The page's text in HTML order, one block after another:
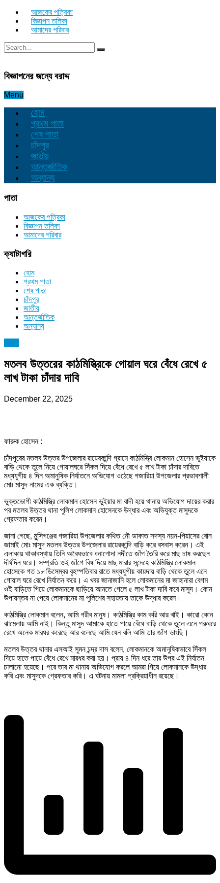
আজকের পত্রিকা
বিজ্ঞাপন তলিকা
আমাদের পরিবার
বিজ্ঞাপনের জন্যে বরাদ্দ
Menu
হোম
প্রথম পাতা
শেষ পাতা
চাঁদপুর
জাতীয়
আন্তর্জাতিক
অন্যান্য
পাতা
আজকের পত্রিকা
বিজ্ঞাপন তলিকা
আমাদের পরিবার
ক্যাটাগরি
হোম
প্রথম পাতা
শেষ পাতা
চাঁদপুর
জাতীয়
আন্তর্জাতিক
অন্যান্য
মতলব উত্তরের কাঠমিস্ত্রিকে গোয়াল ঘরে বেঁধে রেখে ৫
লাখ টাকা চাঁদার দাবি
December 22, 2025
ফারুক হোসেন :
চাঁদপুরের মতলব উত্তর উপজেলার রায়েরকান্দি গ্রামে কাঠমিস্ত্রি লোকমান হোসেন ভুইয়াকে
বাড়ি থেকে তুলে নিয়ে গোয়ালঘরে সিঁকল দিয়ে বেঁধে রেখে ৫ লাখ টাকা চাঁদার দাবিতে
মধ্যযুগীয় ৪ দিন অমানুষিক নির্যাতনে অভিযোগ ওঠেছে গজারিয়া উপজেলার প্রভাবশালী
মোঃ মাসুদ নামের এক ব্যক্তি।
ভুক্তভোগী কাঠমিস্ত্রি লোকমান হোসেন ভুইয়ার মা বাদী হয়ে থানায় অভিযোগ দায়ের করার
পর মতলব উত্তর থানা পুলিশ লোকমান হোসেনকে উদ্ধার এবং অভিযুক্ত মাসুদকে
গ্রেফতার করেন।
জানা গেছে, মুন্সিগঞ্জের গজারিয়া উপজেলার কথিত নৌ ডাকাত সদস্য নয়ন-পিয়াসের বোন
জামাই মোঃ মাসুদ মতলব উত্তর উপজেলার রায়েরকান্দি বাড়ি করে বসবাস করেন। এই
এলাকায় থাকাবস্থায় তিনি অবৈধভাবে ধনাগোদা নদীতে জাঁগ তৈরি করে মাছ চাষ করছেন
দীর্ঘদিন ধরে। সম্প্রতি ওই জাঁগে বিষ দিয়ে মাছ মারার সন্দেহে কাঠমিস্ত্রি লোকমান
হোসেকে গত ১৮ ডিসেম্বর বৃহস্পতিবার রাতে মধ্যযুগীয় কায়দায় বাড়ি থেকে তুলে এনে
গোয়াল ঘরে রেখে নির্যাতন করে। এ খবর জানাজানি হলে লোকমানের মা জাহানারা বেগম
ওই বাড়িতে গিয়ে লোকমানকে ছাড়িয়ে আনতে গেলে ৫ লাখ টাকা দাবি করে মাসুদ। কোন
উপায়ন্তর না পেয়ে লোকমানের মা পুলিশের সহায়তায় তাকে উদ্ধার করেন।
কাঠমিস্ত্রি লোকমান বলেন, আমি গরীব মানুষ। কাঠমিস্ত্রি কাম করি আর খাই। কারো কোন
ঝামেলায় আমি নাই। কিন্তু মাসুদ আমাকে হাতে পায়ে বেঁধে বাড়ি থেকে তুলে এনে গরুঘরে
রেখে অনেক মারধর করেছে আর বলেছে আমি যেন বলি আমি তার জাঁগ ভাংছি।
মতলব উত্তর থানার এসআই সুমন চন্দ্র দাস বলেন, লোকমানকে অমানুষিকভাবে সিঁকল
দিয়ে হাতে পায়ে বেঁধে রেখে মারধর করা হয়। প্রায় ৪ দিন ধরে তার উপর এই নির্যাতন
চালানো হয়েছে। পরে তার মা থানায় অভিযোগ করলে আমরা গিয়ে লোকমানকে উদ্ধার
করি এবং মাসুদকে গ্রেফতার করি। এ ঘটনায় মামলা প্রক্রিয়াধীন রয়েছে।